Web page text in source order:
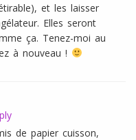
et les laisser
Elles seront
ça. Tenez-moi au
à nouveau !
de papier cuisson,